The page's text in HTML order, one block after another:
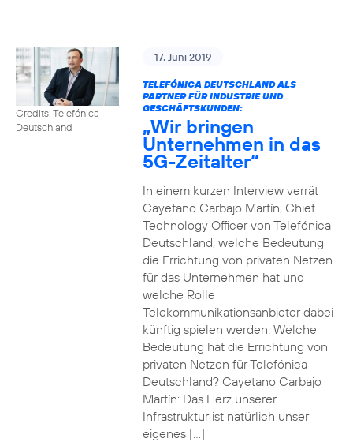
Credits: Telefónica
Deutschland
17. Juni 2019
TELEFÓNICA DEUTSCHLAND ALS
PARTNER FÜR INDUSTRIE UND
GESCHÄFTSKUNDEN:
„Wir bringen
Unternehmen in das
5G-Zeitalter“
In einem kurzen Interview verrät
Cayetano Carbajo Martín, Chief
Technology Officer von Telefónica
Deutschland, welche Bedeutung
die Errichtung von privaten Netzen
für das Unternehmen hat und
welche Rolle
Telekommunikationsanbieter dabei
künftig spielen werden. Welche
Bedeutung hat die Errichtung von
privaten Netzen für Telefónica
Deutschland? Cayetano Carbajo
Martín: Das Herz unserer
Infrastruktur ist natürlich unser
eigenes […]